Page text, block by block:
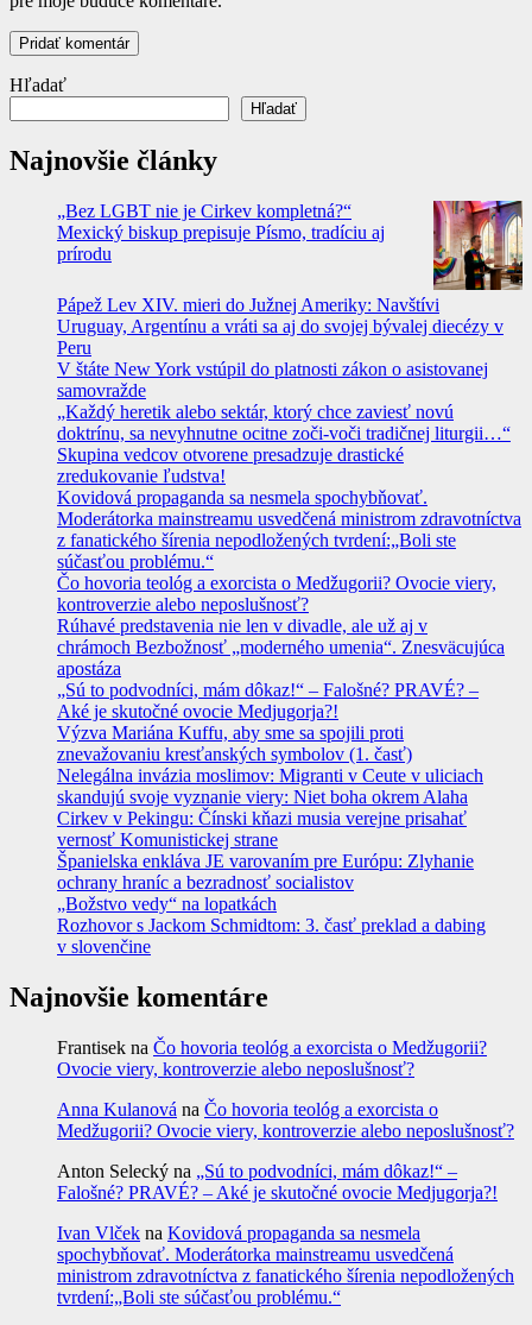
Hľadať
Hľadať
Najnovšie články
„Bez LGBT nie je Cirkev kompletná?“
Mexický biskup prepisuje Písmo, tradíciu aj
prírodu
Pápež Lev XIV. mieri do Južnej Ameriky: Navštívi
Uruguay, Argentínu a vráti sa aj do svojej bývalej diecézy v
Peru
V štáte New York vstúpil do platnosti zákon o asistovanej
samovražde
„Každý heretik alebo sektár, ktorý chce zaviesť novú
doktrínu, sa nevyhnutne ocitne zoči-voči tradičnej liturgii…“
Skupina vedcov otvorene presadzuje drastické
zredukovanie ľudstva!
Kovidová propaganda sa nesmela spochybňovať.
Moderátorka mainstreamu usvedčená ministrom zdravotníctva
z fanatického šírenia nepodložených tvrdení:„Boli ste
súčasťou problému.“
Čo hovoria teológ a exorcista o Medžugorii? Ovocie viery,
kontroverzie alebo neposlušnosť?
Rúhavé predstavenia nie len v divadle, ale už aj v
chrámoch Bezbožnosť „moderného umenia“. Znesväcujúca
apostáza
„Sú to podvodníci, mám dôkaz!“ – Falošné? PRAVÉ? –
Aké je skutočné ovocie Medjugorja?!
Výzva Mariána Kuffu, aby sme sa spojili proti
znevažovaniu kresťanských symbolov (1. časť)
Nelegálna invázia moslimov: Migranti v Ceute v uliciach
skandujú svoje vyznanie viery: Niet boha okrem Alaha
Cirkev v Pekingu: Čínski kňazi musia verejne prisahať
vernosť Komunistickej strane
Španielska enkláva JE varovaním pre Európu: Zlyhanie
ochrany hraníc a bezradnosť socialistov
„Božstvo vedy“ na lopatkách
Rozhovor s Jackom Schmidtom: 3. časť preklad a dabing
v slovenčine
Najnovšie komentáre
Frantisek na Čo hovoria teológ a exorcista o Medžugorii?
Ovocie viery, kontroverzie alebo neposlušnosť?
Anna Kulanová na Čo hovoria teológ a exorcista o
Medžugorii? Ovocie viery, kontroverzie alebo neposlušnosť?
Anton Selecký na „Sú to podvodníci, mám dôkaz!“ –
Falošné? PRAVÉ? – Aké je skutočné ovocie Medjugorja?!
Ivan Vlček na Kovidová propaganda sa nesmela
spochybňovať. Moderátorka mainstreamu usvedčená
ministrom zdravotníctva z fanatického šírenia nepodložených
tvrdení:„Boli ste súčasťou problému.“